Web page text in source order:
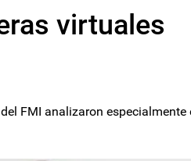
virtuales
FMI analizaron especialmente